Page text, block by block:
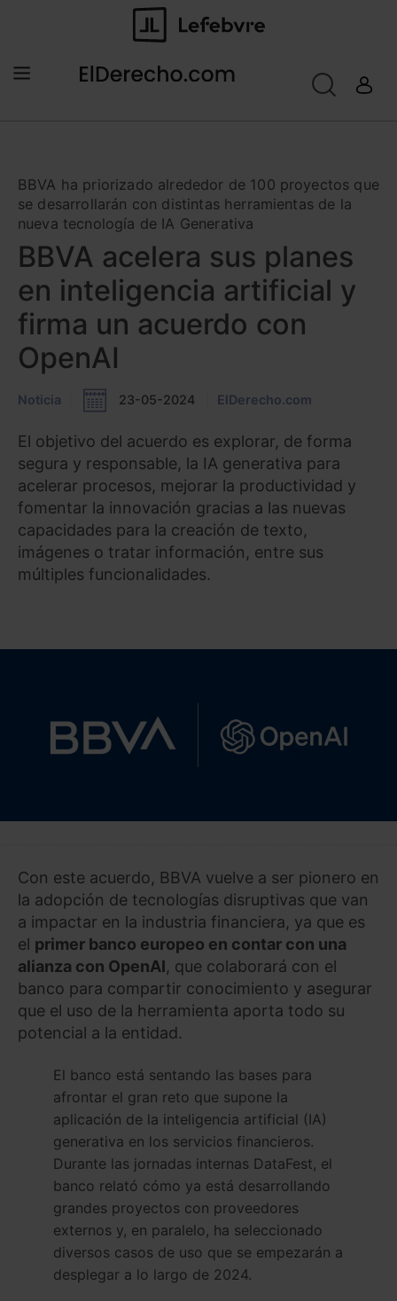
BBVA ha priorizado alrededor de 100 proyectos que
se desarrollarán con distintas herramientas de la
nueva tecnología de IA Generativa
BBVA acelera sus planes
en inteligencia artificial y
firma un acuerdo con
OpenAI
Noticia 23-05-2024 ElDerecho.com
El objetivo del acuerdo es explorar, de forma
segura y responsable, la IA generativa para
acelerar procesos, mejorar la productividad y
fomentar la innovación gracias a las nuevas
capacidades para la creación de texto,
imágenes o tratar información, entre sus
múltiples funcionalidades.
Con este acuerdo, BBVA vuelve a ser pionero en
la adopción de tecnologías disruptivas que van
a impactar en la industria financiera, ya que es
el primer banco europeo en contar con una
alianza con OpenAI, que colaborará con el
banco para compartir conocimiento y asegurar
que el uso de la herramienta aporta todo su
potencial a la entidad.
El banco está sentando las bases para
afrontar el gran reto que supone la
aplicación de la inteligencia artificial (IA)
generativa en los servicios financieros.
Durante las jornadas internas DataFest, el
banco relató cómo ya está desarrollando
grandes proyectos con proveedores
externos y, en paralelo, ha seleccionado
diversos casos de uso que se empezarán a
desplegar a lo largo de 2024.